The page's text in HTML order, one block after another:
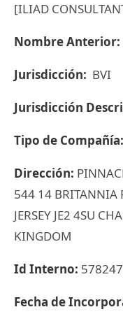
[ILIAD
Nombre Anterior:
Jurisdicción: BVI
Jurisdicción
Tipo de Compañía:
Dirección:
544 14 BRITANNIA
JERSEY JE2 4SU
KINGDOM
Id Interno: 578247
Fecha de